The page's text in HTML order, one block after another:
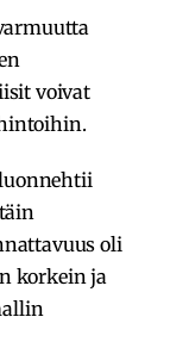
voivat
oli
korkein ja